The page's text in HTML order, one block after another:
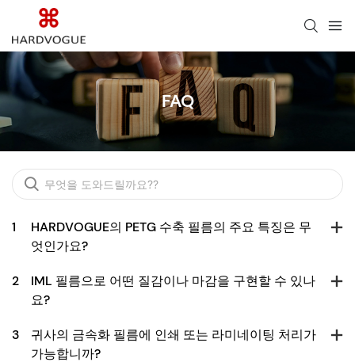
FAQ
1
HARDVOGUE의 PETG 수축 필름의 주요 특징은 무
엇인가요?
2
IML 필름으로 어떤 질감이나 마감을 구현할 수 있나
요?
3
귀사의 금속화 필름에 인쇄 또는 라미네이팅 처리가
가능합니까?